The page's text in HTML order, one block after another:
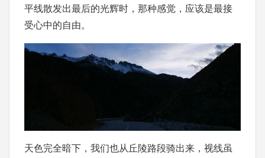
平线散发出最后的光辉时，那种感觉，应该是最接
受心中的自由。
天色完全暗下，我们也从丘陵路段骑出来，视线虽